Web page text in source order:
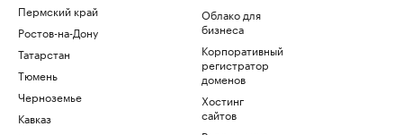
Пермский край
Ростов-на-Дону
Татарстан
Тюмень
Черноземье
Кавказ
Облако для
бизнеса
Корпоративный
регистратор
доменов
Хостинг
сайтов